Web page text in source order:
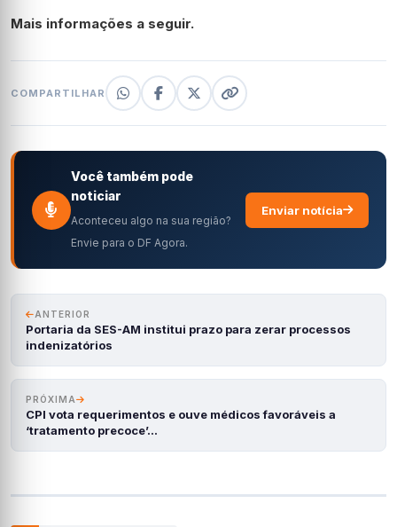
Mais informações a seguir.
COMPARTILHAR
Você também pode
noticiar
Aconteceu algo na sua região?
Envie para o DF Agora.
Enviar notícia
ANTERIOR
Portaria da SES-AM institui prazo para zerar processos
indenizatórios
PRÓXIMA
CPI vota requerimentos e ouve médicos favoráveis a
‘tratamento precoce’…